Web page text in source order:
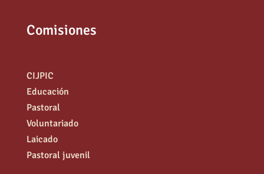
Comisiones
CIJPIC
Educación
Pastoral
Voluntariado
Laicado
Pastoral juvenil